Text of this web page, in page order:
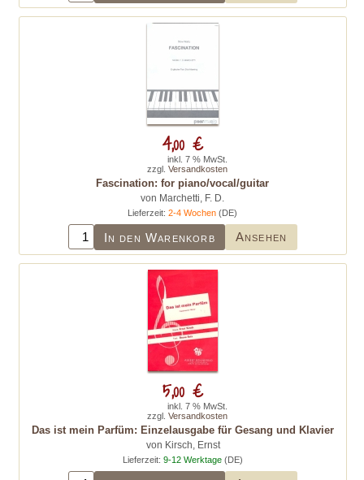
Fascination: for piano/vocal/guitar
von Marchetti, F. D.
Lieferzeit:2-4 Wochen (DE)
In den Warenkorb Ansehen
4,00 €
inkl. 7 % MwSt.
zzgl. Versandkosten
Das ist mein Parfüm: Einzelausgabe für Gesang und Klavier
von Kirsch, Ernst
Lieferzeit: 9-12 Werktage (DE)
5,00 €
inkl. 7 % MwSt.
zzgl. Versandkosten